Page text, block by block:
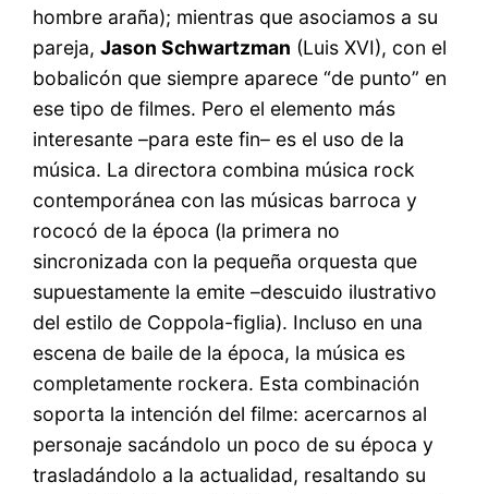
hombre araña); mientras que asociamos a su
pareja,Jason Schwartzman (Luis XVI), con el
bobalicón que siempre aparece “de punto” en
ese tipo de filmes. Pero el elemento más
interesante –para este fin– es el uso de la
música. La directora combina música rock
contemporánea con las músicas barroca y
rococó de la época (la primera no
sincronizada con la pequeña orquesta que
supuestamente la emite –descuido ilustrativo
del estilo de Coppola-figlia). Incluso en una
escena de baile de la época, la música es
completamente rockera. Esta combinación
soporta la intención del filme: acercarnos al
personaje sacándolo un poco de su época y
trasladándolo a la actualidad, resaltando su